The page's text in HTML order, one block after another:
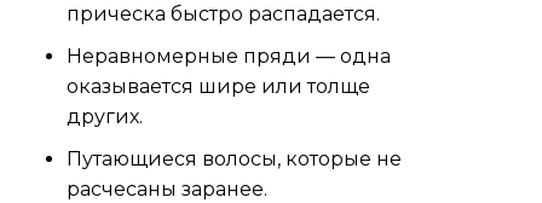
прическа быстро распадается.
Неравномерные пряди — одна
оказывается шире или толще
других.
Путающиеся волосы, которые не
расчесаны заранее.